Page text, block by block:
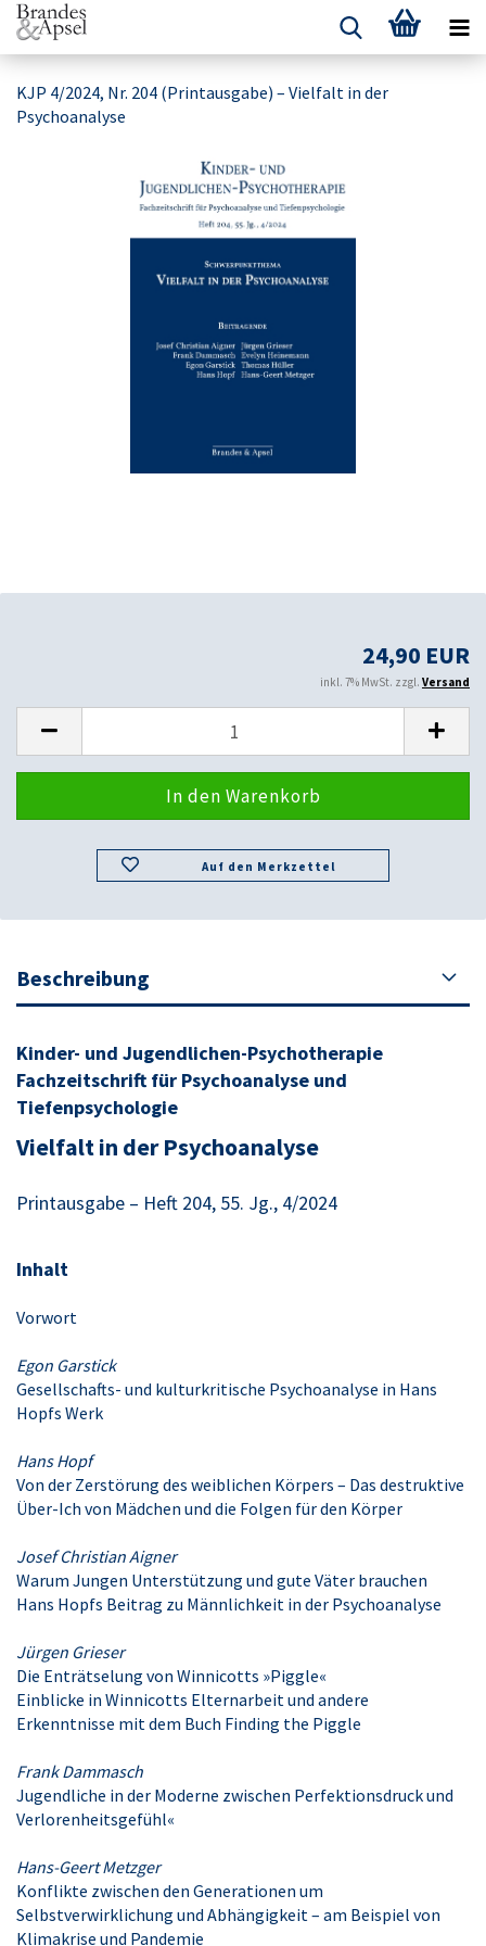
KJP 4/2024, Nr. 204 (Printausgabe) – Vielfalt in der
Psychoanalyse
24,90 EUR
inkl. 7% MwSt. zzgl. Versand
Auf den Merkzettel
Beschreibung
Kinder- und Jugendlichen-Psychotherapie
Fachzeitschrift für Psychoanalyse und
Tiefenpsychologie
Vielfalt in der Psychoanalyse
Printausgabe – Heft 204, 55. Jg., 4/2024
Inhalt
Vorwort
Egon Garstick
Gesellschafts- und kulturkritische Psychoanalyse in Hans
Hopfs Werk
Hans Hopf
Von der Zerstörung des weiblichen Körpers – Das destruktive
Über-Ich von Mädchen und die Folgen für den Körper
Josef Christian Aigner
Warum Jungen Unterstützung und gute Väter brauchen
Hans Hopfs Beitrag zu Männlichkeit in der Psychoanalyse
Jürgen Grieser
Die Enträtselung von Winnicotts »Piggle«
Einblicke in Winnicotts Elternarbeit und andere
Erkenntnisse mit dem Buch Finding the Piggle
Frank Dammasch
Jugendliche in der Moderne zwischen Perfektionsdruck und
Verlorenheitsgefühl«
Hans-Geert Metzger
Konflikte zwischen den Generationen um
Selbstverwirklichung und Abhängigkeit – am Beispiel von
Klimakrise und Pandemie